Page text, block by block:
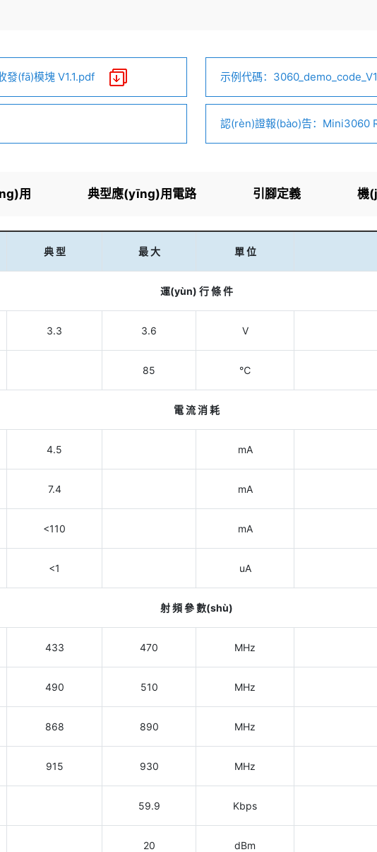
格書：Mini3060 小超小體積 無線收發(fā)模塊 V1.1.pdf 示例代碼：
認(rèn)證報(bào)告：Mini3060
用 典型應(yīng)用電路 引腳定義 機
典 型 最 大 單 位
運(yùn) 行 條 件
3.3 3.6 V
85 ℃
電 流 消 耗
4.5 mA
7.4 mA
<110 mA
<1 uA
射 頻 參 數(shù)
433 470 MHz
490 510 MHz
868 890 MHz
915 930 MHz
59.9 Kbps
20 dBm